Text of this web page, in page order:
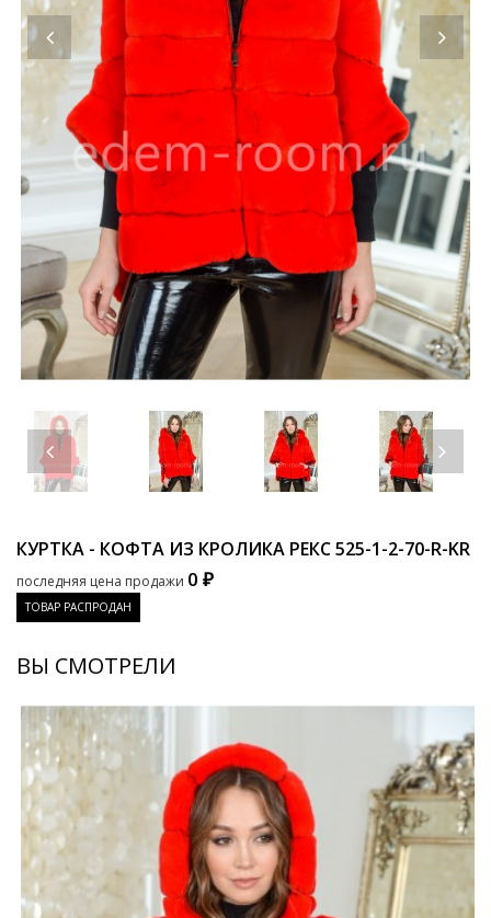
КУРТКА - КОФТА ИЗ КРОЛИКА РЕКС525-1-2-70-R-KR
последняя цена продажи 0 ₽
ТОВАР РАСПРОДАН
ВЫ СМОТРЕЛИ